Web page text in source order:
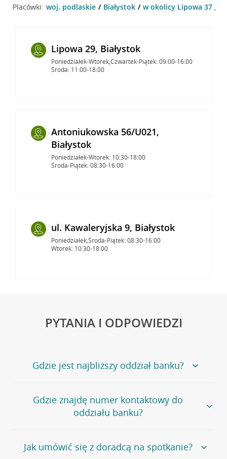
Placówki: woj. podlaskie Białystok w okolicy Lipowa 37 ,
Lipowa 29, Białystok
Poniedziałek-Wtorek,Czwartek-Piątek: 09:00-16:00
Środa: 11:00-18:00
Antoniukowska 56/U021,
Białystok
Poniedziałek-Wtorek: 10:30-18:00
Środa-Piątek: 08:30-16:00
ul. Kawaleryjska 9, Białystok
Poniedziałek,Środa-Piątek: 08:30-16:00
Wtorek: 10:30-18:00
PYTANIA I ODPOWIEDZI
Gdzie jest najbliższy oddział banku?
Jeśli szukasz oddziału naszego banku, zapraszamy na
stronęPlacówki i bankomaty, na której znajduje się
wygodna wyszukiwarka.
oddziałów
Gdzie znajdę numer kontaktowy do
oddziału banku?
Bank Credit Agricole nie udostępnia ogólnego numeru
telefonu do placówki bankowej.
Jak umówić się z doradcą na spotkanie?